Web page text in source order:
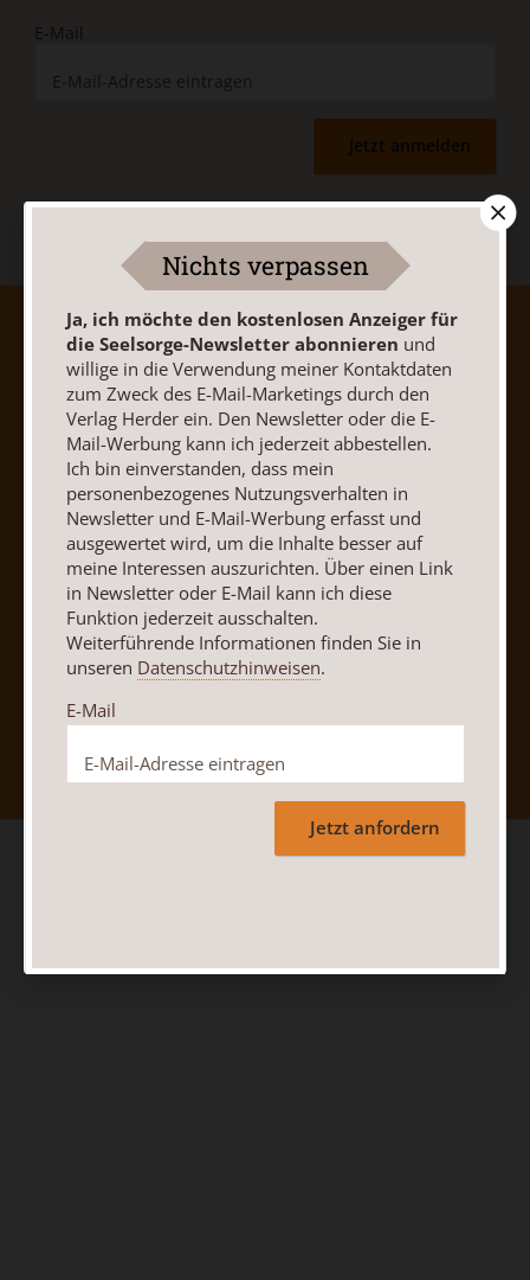
E-Mail
Jetzt anmelden
AGB und Widerrufsbelehrung
Datenschutz
Barrierefreiheit
Impressum
Vertrag widerrufen Abo online kündigen
Nach oben
Nichts verpassen
Ja, ich möchte den kostenlosen Anzeiger für
die Seelsorge-Newsletter abonnieren und
willige in die Verwendung meiner Kontaktdaten
zum Zweck des E-Mail-Marketings durch den
Verlag Herder ein. Den Newsletter oder die E-
Mail-Werbung kann ich jederzeit abbestellen.
Ich bin einverstanden, dass mein
personenbezogenes Nutzungsverhalten in
Newsletter und E-Mail-Werbung erfasst und
ausgewertet wird, um die Inhalte besser auf
meine Interessen auszurichten. Über einen Link
in Newsletter oder E-Mail kann ich diese
Funktion jederzeit ausschalten.
Weiterführende Informationen finden Sie in
unseren Datenschutzhinweisen.
E-Mail
Jetzt anfordern